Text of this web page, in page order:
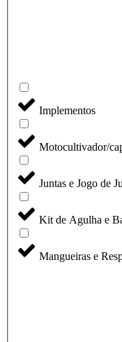
Implementos
Motocultivador/
Juntas e Jogo de
Kit de Agulha e
Mangueiras e